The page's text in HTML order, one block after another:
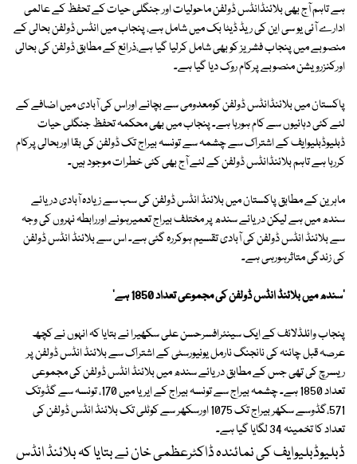
ہے تاہم آج بھی بلائنڈانڈس ڈولفن ماحولیات اور جنگلی حیات کے تحفظ کے عالمی
ادارے آئی یو سی این کی ریڈ ڈیٹا بک میں شامل ہے، پنجاب میں انڈس ڈولفن بحالی کے
منصوبے میں پنجاب فشریز کو بھی شامل کرلیا گیا ہے،ذرائع کے مطابق ڈولفن کی بحالی
اورکنزرویشن منصوبے پرکام روک دیا گیا ہے۔
پاکستان میں بلائنڈانڈس ڈولفن کومعدومی سے بچانے اوراس کی آبادی میں اضافے کے
لئے کئی دہائیوں سے کام ہورہا ہے۔ پنجاب میں بھی محکمہ تحفظ جنگلی حیات
ڈبلیوڈبلیوایف کے اشتراک سے چشمہ سے تونسہ بیراج تک ڈولفن کی بقا اوربحالی پرکام
کررہا ہے تاہم بلائنڈانڈس ڈولفن کے لئے آج بھی کئی خطرات موجود ہیں۔
ماہرین کے مطابق پاکستان میں بلائنڈ انڈس ڈولفن کی سب سے زیادہ آبادی دریائے
سندھ میں ہے لیکن دریائے سندھ پر مختلف بیراج تعمیرہونے اوررابطہ نہروں کی وجہ
سے بلائنڈ انڈس ڈولفن کی آبادی تقسیم ہوکررہ گئی ہے۔ اس سے بلائنڈ انڈس ڈولفن
کی زندگی متاثرہورہی ہے۔
'سندھ میں بلائنڈ انڈس ڈولفن کی مجموعی تعداد 1850 ہے'
پنجاب وائلڈلائف کے ایک سینئرافسرحسن علی سکھیرا نے بتایا کہ انہوں نے کچھ
عرصہ قبل چائنہ کی نانجنگ نارمل یونیورسٹی کے اشتراک سے بلائنڈ انڈس ڈولفن پر
ریسرچ کی تھی جس کے مطابق دریائے سندھ میں بلائنڈ انڈس ڈولفن کی مجموعی
تعداد 1850 ہے۔ چشمہ بیراج سے تونسہ بیراج کے ایریا میں 170، تونسہ سے گڈوتک
571،گڈوسے سکھر بیراج تک 1075 اورسکھر سے کوٹلی تک بلائنڈ انڈس ڈولفن کی
تعداد کا تخمینہ 34 لگایا گیا ہے۔
ڈبلیوڈبلیوایف کی نمائندہ ڈاکٹرعظمی خان نے بتایا کہ بلائنڈ انڈس